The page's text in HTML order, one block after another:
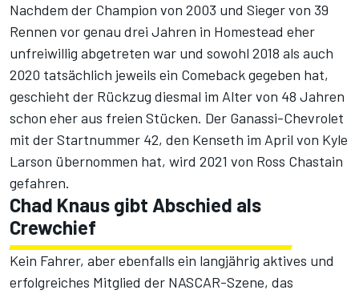
Nachdem der Champion von 2003 und Sieger von 39
Rennen vor genau drei Jahren in Homestead eher
unfreiwillig abgetreten war und sowohl 2018 als auch
2020 tatsächlich jeweils ein Comeback gegeben hat,
geschieht der Rückzug diesmal im Alter von 48 Jahren
schon eher aus freien Stücken. Der Ganassi-Chevrolet
mit der Startnummer 42, den Kenseth im April von Kyle
Larson übernommen hat, wird 2021 von Ross Chastain
gefahren.
Chad Knaus gibt Abschied als
Crewchief
Kein Fahrer, aber ebenfalls ein langjährig aktives und
erfolgreiches Mitglied der NASCAR-Szene, das